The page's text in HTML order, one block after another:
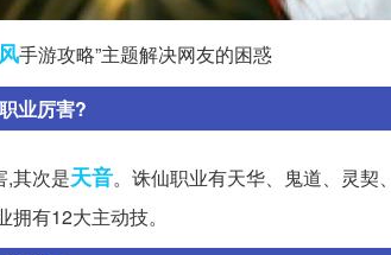
手游攻略”主题解决网友的困惑
业厉害?
,其次是天音。诛仙职业有天华、鬼道、灵契
有12大主动技。